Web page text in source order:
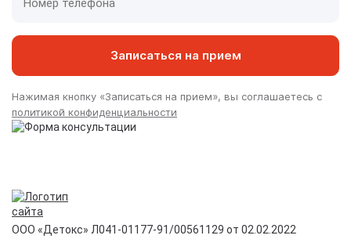
Записаться на прием
Нажимая кнопку «Записаться на прием», вы соглашаетесь с
политикой конфиденциальности
ООО «Детокс» Л041-01177-91/00561129 от 02.02.2022